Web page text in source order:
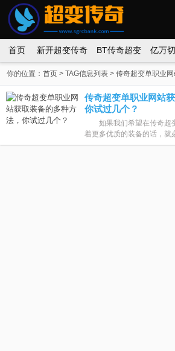
首页 新开超变传奇 BT传奇超变 亿万
你的位置：首页 > TAG信息列表 > 传奇超变单职业
传奇超变单职业网站
你试过几个？
如果我们希望在传奇超
着更多优质的装备的话，就
让自己有着更多装备的地方